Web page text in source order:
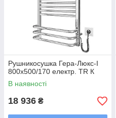
Рушникосушка Гера-Люкс-I
800х500/170 електр. TR К
В наявності
18 936 ₴